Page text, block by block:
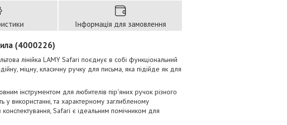
Інформація для замовлення
(4000226)
лінійка LAMY Safari поєднує в собі функціональний
міцну, класичну ручку для письма, яка підійде як для
інструментом для любителів пір'яних ручок різного
у використанні, та характерному заглибленому
Safari є ідеальним помічником для